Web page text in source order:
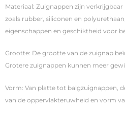
Materiaal: Zuignappen zijn
zoals rubber, siliconen en
eigenschappen en geschiktheid voor
Grootte: De grootte van de zuignap
Grotere zuignappen kunnen meer
Vorm: Van platte tot balgzuignappen,
van de oppervlakteruwheid en vorm